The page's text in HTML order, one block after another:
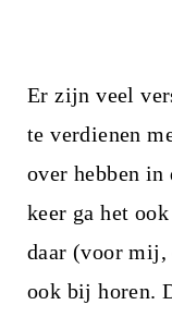
Er zijn veel
te verdienen
over hebben in
keer ga het
daar (voor mij,
ook bij horen.